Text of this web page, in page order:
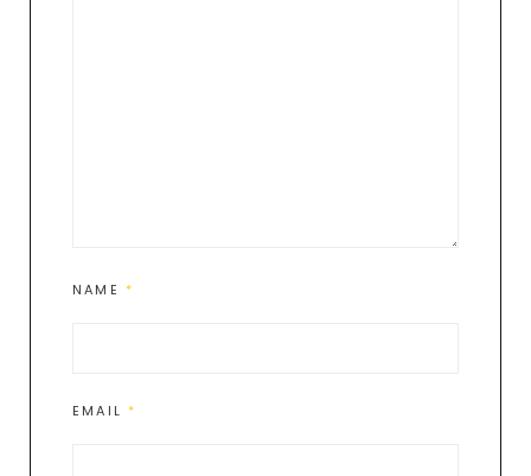
NAME *
EMAIL *